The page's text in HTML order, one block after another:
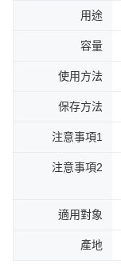
用途
容量
使用方法
保存方法
注意事項1
注意事項2
適用對象
產地